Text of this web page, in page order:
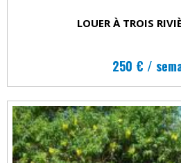
LOUER À TROIS
250 € /